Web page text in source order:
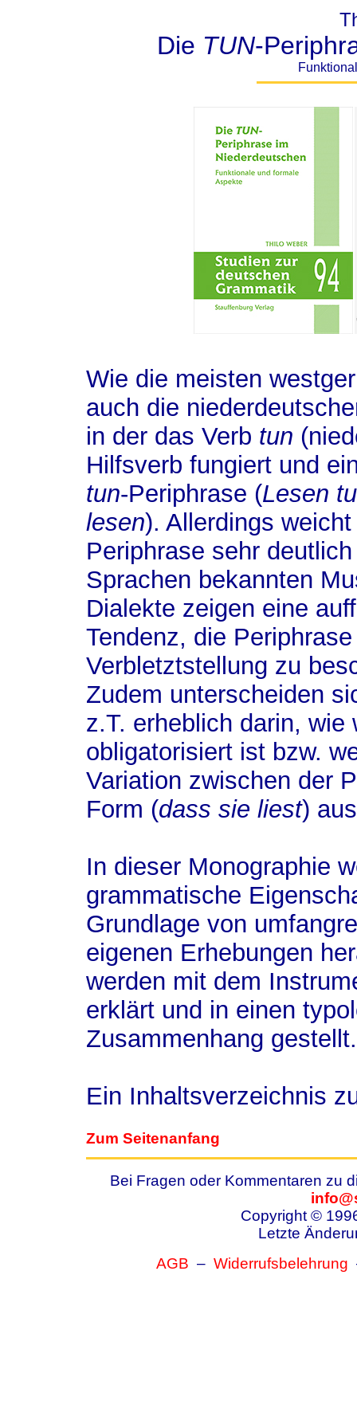
Die TUN-
Wie die meisten
auch die
in der das Verb tun
Hilfsverb fungiert und
tun-Periphrase (Lesen
lesen). Allerdings
Periphrase sehr
Sprachen bekannten
Dialekte zeigen eine
Tendenz, die
Verbletztstellung zu
Zudem unterscheiden
z.T. erheblich darin, wie
obligatorisiert ist bzw.
Variation zwischen der
Form (dass sie liest)
In dieser Monographie
grammatische
Grundlage von
eigenen Erhebungen
werden mit dem
erklärt und in einen
Zusammenhang gestellt.
Ein Inhaltsverzeichnis
Zum Seitenanfang
Bei Fragen oder Kommentaren zu
Copyright ©
Letzte
AGB – Widerrufsbelehrung